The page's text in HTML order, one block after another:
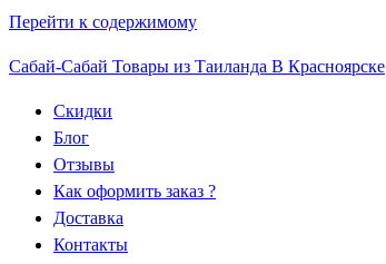
Перейти к содержимому
Сабай-Сабай Товары из Таиланда В Красноярске
Скидки
Блог
Отзывы
Как оформить заказ ?
Доставка
Контакты